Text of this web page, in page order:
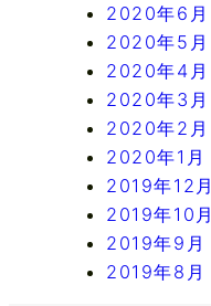
2020年6月
2020年5月
2020年4月
2020年3月
2020年2月
2020年1月
2019年12月
2019年10月
2019年9月
2019年8月